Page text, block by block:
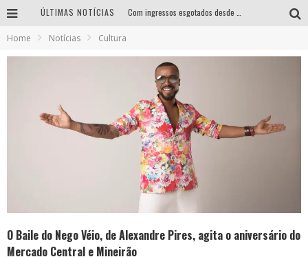
ÚLTIMAS NOTÍCIAS
Home Notícias Cultura
O Baile do Nego Véio, de Alexandre Pires, agita o aniversário do
Mercado Central e Mineirão